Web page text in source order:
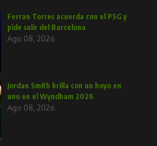
Ferran Torres acuerda con el PSG y
pide salir del Barcelona
Ago 08, 2026
Jordan Smith brilla con un hoyo en
uno en el Wyndham 2026
Ago 08, 2026